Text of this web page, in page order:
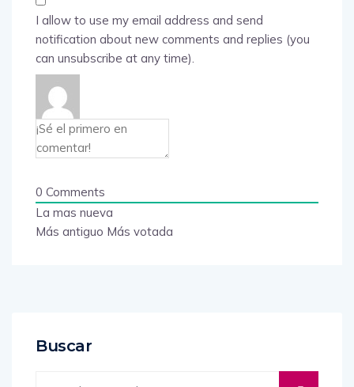
I allow to use my email address and send
notification about new comments and replies (you
can unsubscribe at any time).
0 Comments
La mas nueva
Más antiguo Más votada
Buscar